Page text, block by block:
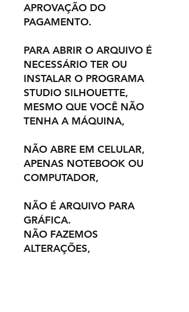
APROVAÇÃO DO
PAGAMENTO.
PARA ABRIR O ARQUIVO É
NECESSÁRIO TER OU
INSTALAR O PROGRAMA
STUDIO SILHOUETTE,
MESMO QUE VOCÊ NÃO
TENHA A MÁQUINA,
NÃO ABRE EM CELULAR,
APENAS NOTEBOOK OU
COMPUTADOR,
NÃO É ARQUIVO PARA
GRÁFICA.
NÃO FAZEMOS
ALTERAÇÕES,